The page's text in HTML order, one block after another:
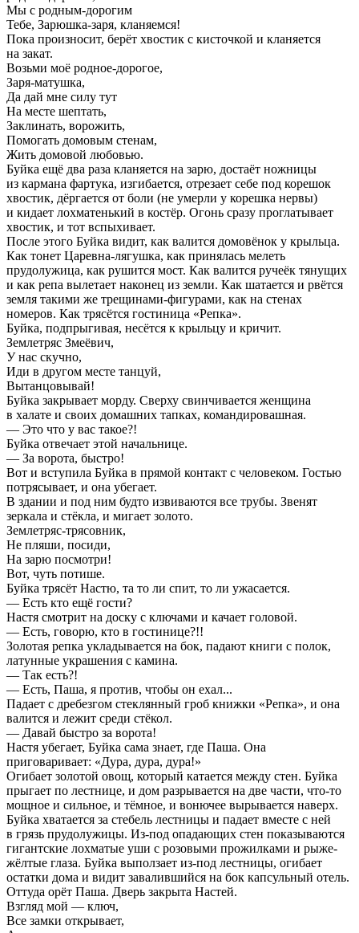
Мы с родным-дорогим
Тебе, Зарюшка-заря, кланяемся!
Пока произносит, берёт хвостик с кисточкой и кланяется
на закат.
Возьми моё родное-дорогое,
Заря-матушка,
Да дай мне силу тут
На месте шептать,
Заклинать, ворожить,
Помогать домовым стенам,
Жить домовой любовью.
Буйка ещё два раза кланяется на зарю, достаёт ножницы
из кармана фартука, изгибается, отрезает себе под корешок
хвостик, дёргается от боли (не умерли у корешка нервы)
и кидает лохматенький в костёр. Огонь сразу проглатывает
хвостик, и тот вспыхивает.
После этого Буйка видит, как валится домовёнок у крыльца.
Как тонет Царевна-лягушка, как принялась мелеть
прудолужица, как рушится мост. Как валится ручеёк тянущих
и как репа вылетает наконец из земли. Как шатается и рвётся
земля такими же трещинами-фигурами, как на стенах
номеров. Как трясётся гостиница «Репка».
Буйка, подпрыгивая, несётся к крыльцу и кричит.
Землетряс Змеёвич,
У нас скучно,
Иди в другом месте танцуй,
Вытанцовывай!
Буйка закрывает морду. Сверху свинчивается женщина
в халате и своих домашних тапках, командировашная.
— Это что у вас такое?!
Буйка отвечает этой начальнице.
— За ворота, быстро!
Вот и вступила Буйка в прямой контакт с человеком. Гостью
потрясывает, и она убегает.
В здании и под ним будто извиваются все трубы. Звенят
зеркала и стёкла, и мигает золото.
Землетряс-трясовник,
Не пляши, посиди,
На зарю посмотри!
Вот, чуть потише.
Буйка трясёт Настю, та то ли спит, то ли ужасается.
— Есть кто ещё гости?
Настя смотрит на доску с ключами и качает головой.
— Есть, говорю, кто в гостинице?!!
Золотая репка укладывается на бок, падают книги с полок,
латунные украшения с камина.
— Так есть?!
— Есть, Паша, я против, чтобы он ехал...
Падает с дребезгом стеклянный гроб книжки «Репка», и она
валится и лежит среди стёкол.
— Давай быстро за ворота!
Настя убегает, Буйка сама знает, где Паша. Она
приговаривает: «Дура, дура, дура!»
Огибает золотой овощ, который катается между стен. Буйка
прыгает по лестнице, и дом разрывается на две части, что-то
мощное и сильное, и тёмное, и вонючее вырывается наверх.
Буйка хватается за стебель лестницы и падает вместе с ней
в грязь прудолужицы. Из-под опадающих стен показываются
гигантские лохматые уши с розовыми прожилками и рыже-
жёлтые глаза. Буйка выползает из-под лестницы, огибает
остатки дома и видит завалившийся на бок капсульный отель.
Оттуда орёт Паша. Дверь закрыта Настей.
Взгляд мой — ключ,
Все замки открывает,